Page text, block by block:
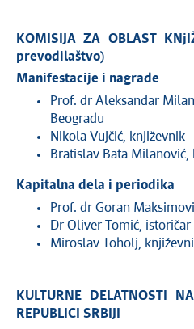
KOMISIJA ZA OBLAST
prevodilaštvo)
Manifestacije i nagrade
Prof. dr Aleksandar
Beogradu
Nikola Vujčić, književnik
Bratislav Bata Milanović,
Kapitalna dela i periodika
Prof. dr Goran
Dr Oliver Tomić,
Miroslav Toholj,
KULTURNE DELATNOSTI
REPUBLICI SRBIJI